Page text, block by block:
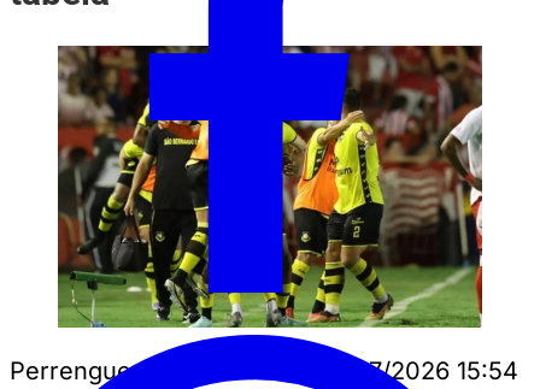
Perrengue Mato Grosso 08/07/2026 15:54